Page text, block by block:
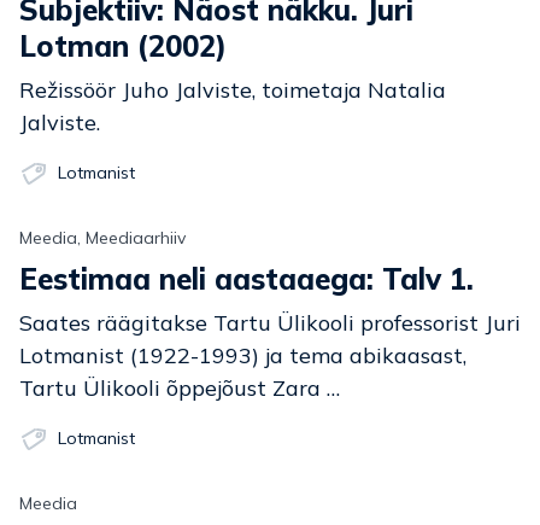
Subjektiiv: Näost näkku. Juri
Lotman (2002)
Režissöör Juho Jalviste, toimetaja Natalia
Jalviste.
Lotmanist
Meedia, Meediaarhiiv
Eestimaa neli aastaaega: Talv 1.
Saates räägitakse Tartu Ülikooli professorist Juri
Lotmanist (1922-1993) ja tema abikaasast,
Tartu Ülikooli õppejõust Zara …
Lotmanist
Meedia